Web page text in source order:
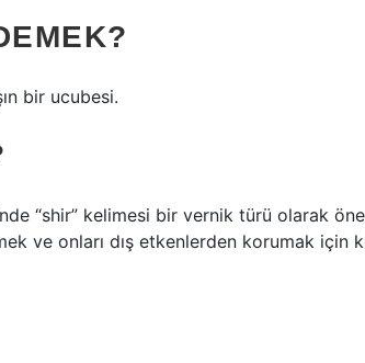
bir ucubesi.
“shir” kelimesi bir vernik türü olarak öne
ve onları dış etkenlerden korumak için